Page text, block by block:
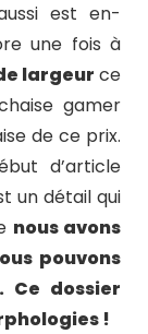
est en-
une fois à
largeur ce
gamer
de ce prix.
d’article
un détail qui
nous avons
pouvons
Ce dossier
!